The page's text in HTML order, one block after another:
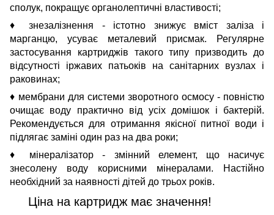
сполук, покращує органолептичні властивості;
♦ знезалізнення - істотно знижує вміст заліза і
марганцю, усуває металевий присмак. Регулярне
застосування картриджів такого типу призводить до
відсутності іржавих патьоків на санітарних вузлах і
раковинах;
♦ мембрани для системи зворотного осмосу - повністю
очищає воду практично від усіх домішок і бактерій.
Рекомендується для отримання якісної питної води і
підлягає заміні один раз на два роки;
♦ мінералізатор - змінний елемент, що насичує
знесолену воду корисними мінералами. Настійно
необхідний за наявності дітей до трьох років.
Ціна на картридж має значення!